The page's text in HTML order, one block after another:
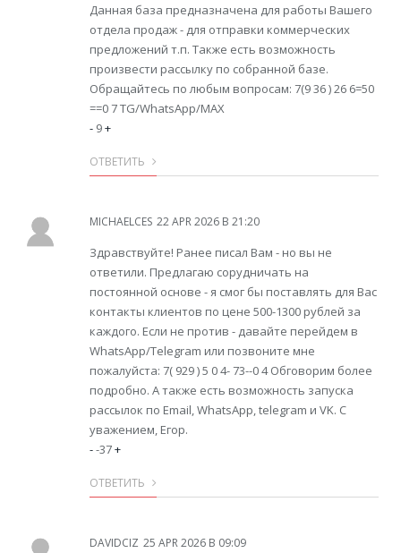
Данная база предназначена для работы Вашего
отдела продаж - для отправки коммерческих
предложений т.п. Также есть возможность
произвести рассылку по собранной базе.
Обращайтесь по любым вопросам: 7(9 36 ) 26 6=50
==0 7 TG/WhatsApp/MAX
- 9+
ОТВЕТИТЬ
MICHAELCES 22 APR 2026 В 21:20
Здравствуйте! Ранее писал Вам - но вы не
ответили. Предлагаю сорудничать на
постоянной основе - я смог бы поставлять для Вас
контакты клиентов по цене 500-1300 рублей за
каждого. Если не против - давайте перейдем в
WhatsApp/Telegram или позвоните мне
пожалуйста: 7( 929 ) 5 0 4- 73--0 4 Обговорим более
подробно. А также есть возможность запуска
рассылок по Email, WhatsApp, telegram и VK. С
уважением, Егор.
--37+
ОТВЕТИТЬ
DAVIDCIZ 25 APR 2026 В 09:09